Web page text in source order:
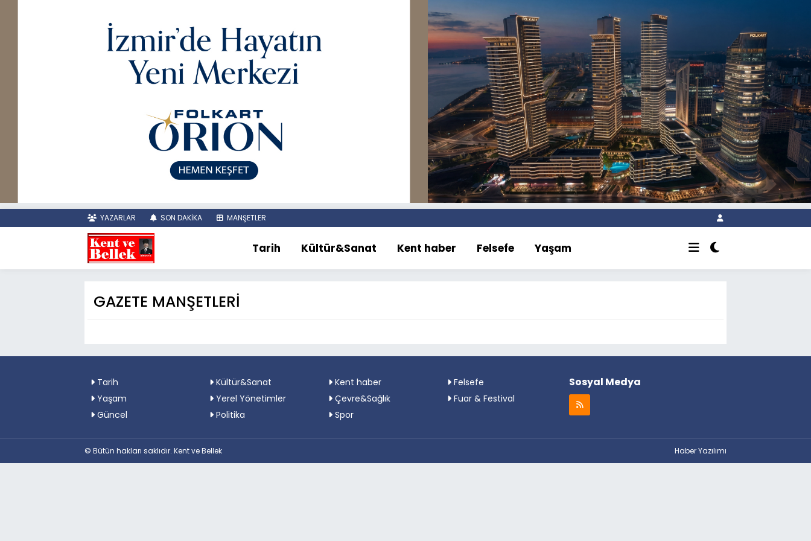
YAZARLAR SON DAKİKA MANŞETLER
Tarih Kültür&Sanat Kent haber Felsefe Yaşam
GAZETE MANŞETLERİ
Tarih Kültür&Sanat Kent haber
Felsefe
Yaşam
Yerel Yönetimler Çevre&Sağlık
Fuar & Festival
Güncel
Politika Spor
Sosyal Medya
© Bütün hakları saklıdır. Kent ve Bellek Haber Yazılımı